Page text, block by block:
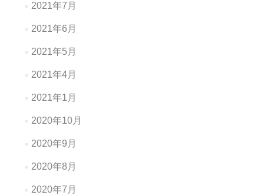
2021年7月
2021年6月
2021年5月
2021年4月
2021年1月
2020年10月
2020年9月
2020年8月
2020年7月